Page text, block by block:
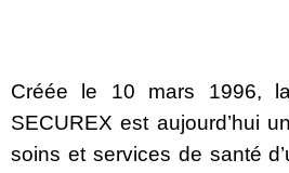
Créée le 10 mars 1996,
SECUREX est aujourd’hui
soins et services de santé